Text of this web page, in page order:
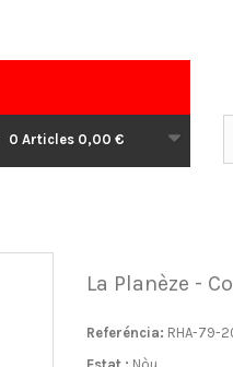
0 Articles 0,00 €
La Planèze -
Referéncia: RHA-79-